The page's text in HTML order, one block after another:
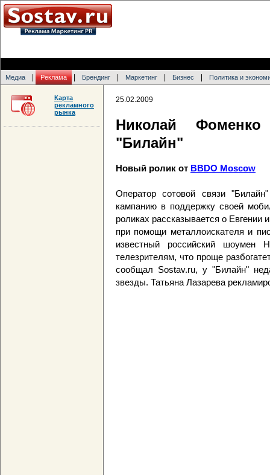
Медиа Реклама Брендинг Маркетинг Бизнес Политика и
25.02.2009
Николай
"Билайн"
Новый ролик от BBDO Moscow
Оператор сотовой связи
кампанию в поддержку своей
роликах рассказывается о
при помощи металлоискателя и
известный российский шоумен
телезрителям, что проще
сообщал Sostav.ru, у "Билайн"
звезды. Татьяна Лазарева
Карта
рекламного
рынка